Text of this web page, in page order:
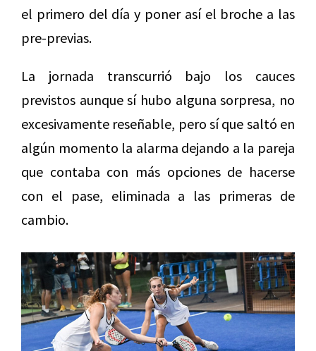
el primero del día y poner así el broche a las
pre-previas.
La jornada transcurrió bajo los cauces
previstos aunque sí hubo alguna sorpresa, no
excesivamente reseñable, pero sí que saltó en
algún momento la alarma dejando a la pareja
que contaba con más opciones de hacerse
con el pase, eliminada a las primeras de
cambio.